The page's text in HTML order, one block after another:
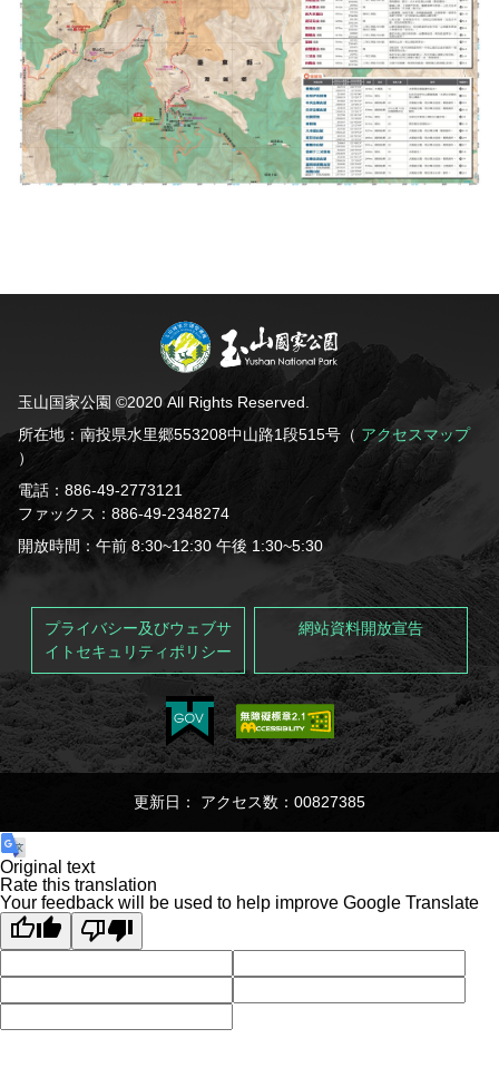
玉山国家公園 ©2020 All Rights Reserved.
所在地：南投県水里郷553208中山路1段515号（ アクセスマップ
）
電話：886-49-2773121
ファックス：886-49-2348274
開放時間：午前 8:30~12:30 午後 1:30~5:30
プライバシー及びウェブサ
イトセキュリティポリシー
網站資料開放宣告
更新日： アクセス数：00827385
Original text
Rate this translation
Your feedback will be used to help improve Google Translate